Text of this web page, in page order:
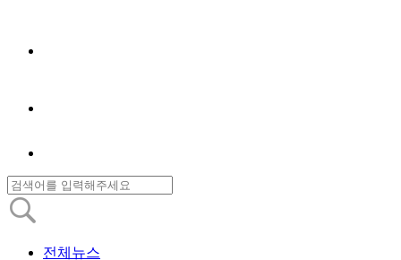
전체뉴스